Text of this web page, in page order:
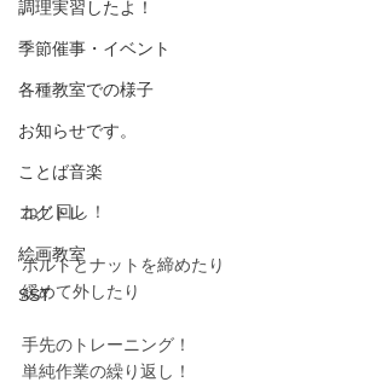
調理実習したよ！
季節催事・イベント
各種教室での様子
お知らせです。
ことば音楽
コグトレ
絵画教室
SST
ねじ回し！
ボルトとナットを締めたり
緩めて外したり
手先のトレーニング！
単純作業の繰り返し！